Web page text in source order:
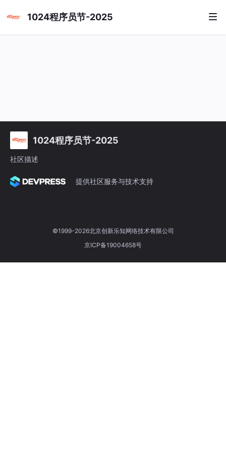
1024程序员节-2025
1024程序员节-2025
社区描述
提供社区服务与技术支持
©1999-2026北京创新乐知网络技术有限公司
京ICP备19004658号